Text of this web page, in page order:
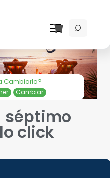
Cambiarlo?
Cambiar
séptimo
click